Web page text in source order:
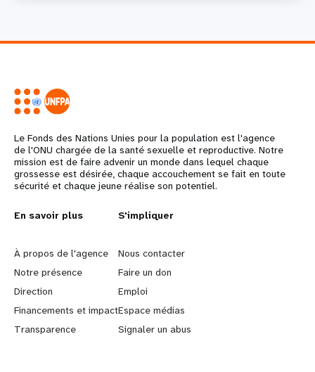
Le Fonds des Nations Unies pour la population est l'agence
de l'ONU chargée de la santé sexuelle et reproductive. Notre
mission est de faire advenir un monde dans lequel chaque
grossesse est désirée, chaque accouchement se fait en toute
sécurité et chaque jeune réalise son potentiel.
L
e
a
r
n
En savoir plus
À propos de l'agence
Notre présence
Direction
Financements et impact
Transparence
G
o
b
e
y
S'impliquer
Nous contacter
Faire un don
Emploi
Espace médias
Signaler un abus